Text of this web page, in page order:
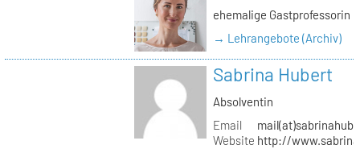
ehemalige Gastprofessorin
→ Lehrangebote (Archiv)
Sabrina Hubert
Absolventin
Email
Website http://